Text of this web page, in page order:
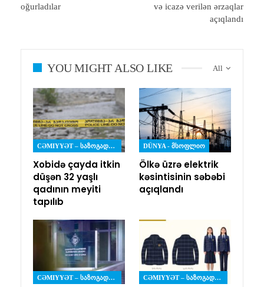
oğurladılar
və icazə verilən ərzaqlar
açıqlandı
All
YOU MIGHT ALSO LIKE
CƏMIYYƏT – ᲡᲐᲖᲝᲒᲐᲓᲝᲔᲑᲐ
Xobidə çayda itkin
düşən 32 yaşlı
qadının meyiti
tapılıb
DÜNYA - ᲛᲡᲝᲤᲚᲘᲝ
Ölkə üzrə elektrik
kəsintisinin səbəbi
açıqlandı
CƏMIYYƏT – ᲡᲐᲖᲝᲒᲐᲓᲝᲔᲑᲐ CƏMIYYƏT – ᲡᲐᲖᲝᲒᲐᲓᲝᲔᲑᲐ